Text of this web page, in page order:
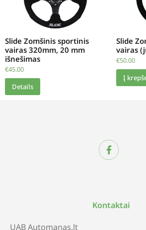
Slide Zomšinis sportinis
vairas 320mm, 20 mm
išnešimas
€45.00
Details
Slide
vairas
€50.00
Į
Kontaktai
UAB Automanas.lt